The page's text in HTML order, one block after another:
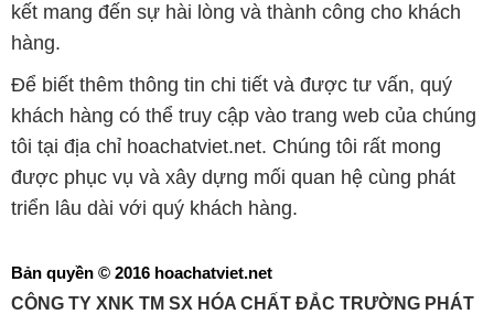
kết mang đến sự hài lòng và thành công cho khách
hàng.
Để biết thêm thông tin chi tiết và được tư vấn, quý
khách hàng có thể truy cập vào trang web của chúng
tôi tại địa chỉ hoachatviet.net. Chúng tôi rất mong
được phục vụ và xây dựng mối quan hệ cùng phát
triển lâu dài với quý khách hàng.
Bản quyền © 2016 hoachatviet.net
CÔNG TY XNK TM SX HÓA CHẤT ĐẮC TRƯỜNG PHÁT